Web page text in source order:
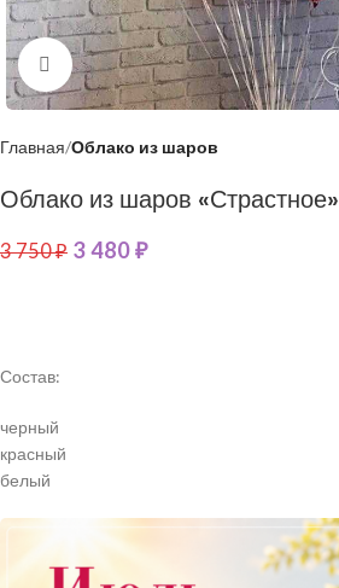
Нажмите, чтобы увеличить
Главная Облако из шаров
Облако из шаров «Страстное»
3 750₽ 3 480₽
Состав:
черный
красный
белый